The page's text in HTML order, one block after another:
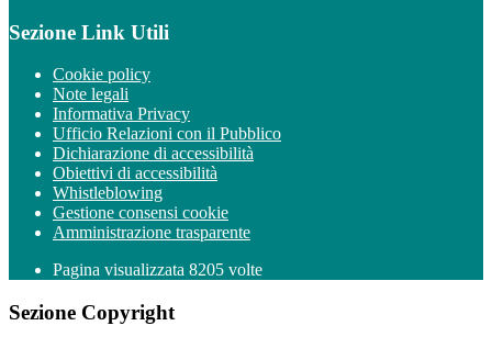
Sezione Link Utili
Cookie policy
Note legali
Informativa Privacy
Ufficio Relazioni con il Pubblico
Dichiarazione di accessibilità
Obiettivi di accessibilità
Whistleblowing
Gestione consensi cookie
Amministrazione trasparente
Pagina visualizzata 8205 volte
Sezione Copyright